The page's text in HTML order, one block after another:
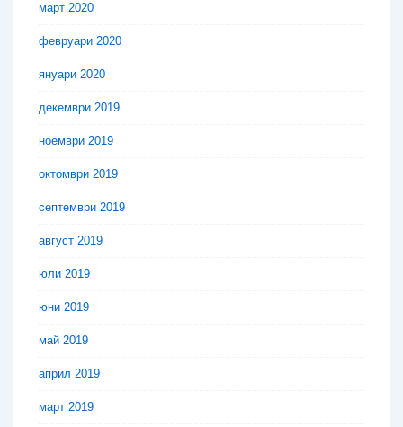
март 2020
февруари 2020
януари 2020
декември 2019
ноември 2019
октомври 2019
септември 2019
август 2019
юли 2019
юни 2019
май 2019
април 2019
март 2019